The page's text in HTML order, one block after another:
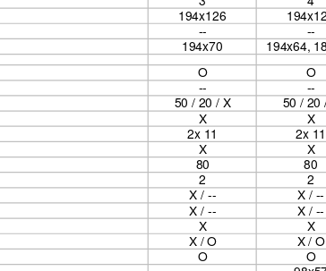
194x126
--
--
194x70
194x64,
O
O
--
--
50 / 20 / X
50 / 20
X
X
2x 11
2x 11
X
X
80
80
2
2
X / --
X / --
X / --
X / --
X
X
X / O X / O
O
O